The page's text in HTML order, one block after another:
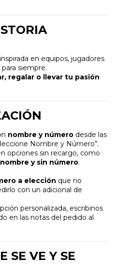
en equipos, jugadores
siempre.
regalar o llevar tu pasión
nombre y número desde las
Nombre y Número”.
opciones sin recargo, como
y sin número.
a elección que no
con un adicional de
personalizada, escribinos
en las notas del pedido al
SE VE Y SE